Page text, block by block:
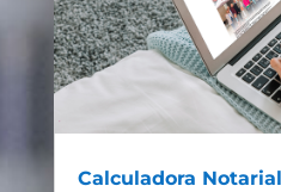
Calculadora Notarial